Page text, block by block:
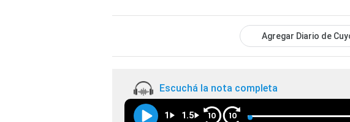
Agregar Diario de
Escuchá la nota completa
1 1.5 10 10